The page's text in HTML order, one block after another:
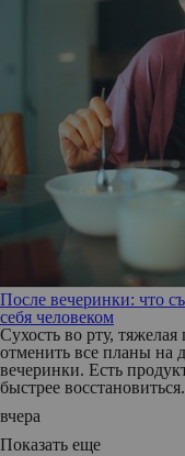
После вечеринки: что
себя человеком
Сухость во рту,
отменить все планы на
вечеринки. Есть
быстрее восстановиться.
вчера
Показать еще